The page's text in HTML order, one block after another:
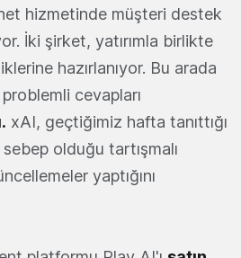
hizmetinde müşteri destek
İki şirket, yatırımla birlikte
hazırlanıyor. Bu arada
cevapları
xAI, geçtiğimiz hafta tanıttığı
olduğu tartışmalı
yaptığını